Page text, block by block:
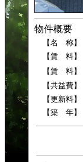
物件概要
【名 称】
【賃 料】
【賃 料】
【共益費】
【更新料】
【築 年】